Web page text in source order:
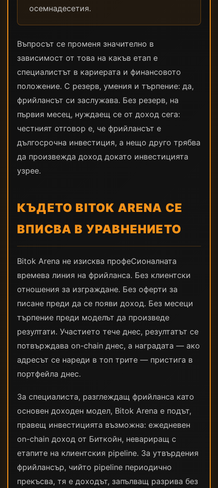
осемнадесетия.
Въпросът се променя значително в
зависимост от това на какъв етап е
специалистът в кариерата и финансовото
положение. С резерв, умения и търпение: да,
фрийлансът си заслужава. Без резерв, на
първия месец, нуждаещ се от доход сега:
честният отговор е, че фрийлансът е
дългосрочна инвестиция, а нещо друго трябва
да произвежда доход докато инвестицията
узрее.
КЪДЕТО BITOK ARENA СЕ
ВПИСВА В УРАВНЕНИЕТО
Bitok Arena не изисква профеCионалната
времева линия на фрийланса. Без клиентски
отношения за изграждане. Без оферти за
писане преди да се появи доход. Без месеци
търпение преди моделът да произведе
резултати. Участието тече днес, резултатът се
потвърждава on-chain днес, а наградата — ако
адресът се нареди в топ трите — пристига в
портфейла днес.
За специалиста, разглеждащ фрийланса като
основен доходен модел, Bitok Arena е подът,
правещ инвестицията възможна: ежедневен
on-chain доход от Биткойн, невариращ с
етапите на клиентския pipeline. За утвърдения
фрийлансър, чийто pipeline периодично
прекъсва, тя е доходът, запълващ разрива без